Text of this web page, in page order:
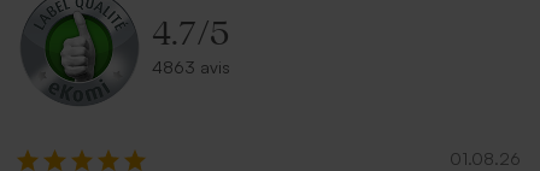
4.7/5
4863 avis
01.08.26